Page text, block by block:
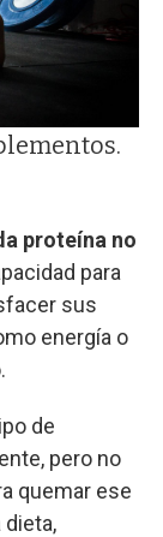
proteína no
para
sus
energía o
de
pero no
quemar ese